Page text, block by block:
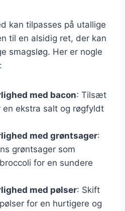
kan tilpasses på utallige
til en alsidig ret, der kan
smagsløg. Her er nogle
med bacon: Tilsæt
ekstra salt og røgfyldt
med grøntsager:
grøntsager som
for en sundere
med pølser: Skift
for en hurtigere og